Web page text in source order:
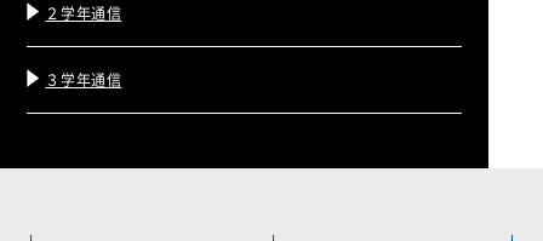
２学年通信
３学年通信